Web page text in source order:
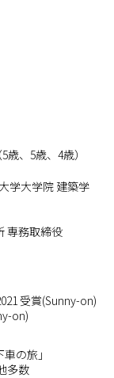
、5歳、4歳）
学大学院 建築学
専務取締役
受賞(Sunny-on)
on)
の旅」
多数